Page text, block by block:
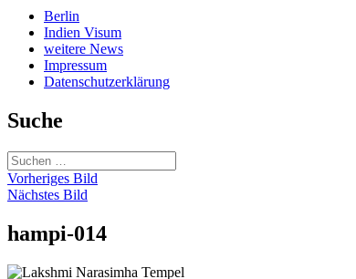
Berlin
Indien Visum
weitere News
Impressum
Datenschutzerklärung
Suche
Suchen
nach:
Vorheriges Bild
Nächstes Bild
hampi-014